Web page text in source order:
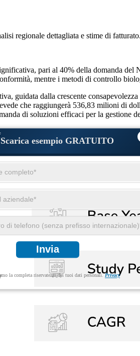
Scarica esempio GRATUITO
Invia
la completa riservatezza dei tuoi dati personali.Privacy
regionale dettagliata e stime di fatturato.
pari al 40% della domanda
mentre i metodi di controllo
guidata dalla crescente
che raggiungerà 536,83 milioni di
di soluzioni efficaci per la gestione